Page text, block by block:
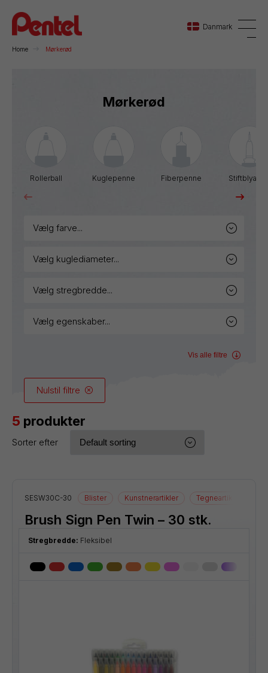
Danmark
Home Mørkerød
Mørkerød
Rollerball Kuglepenne Fiberpenne
vælg farve...
vælg kuglediameter...
vælg stregbredde...
vælg egenskaber...
Vis alle filtre
Nulstil filtre
5 produkter
Sorter efter
SESW30C-30 Blister Kunstnerartikler Tegneartikler
Brush Sign Pen Twin – 30 stk.
Stregbredde: Fleksibel